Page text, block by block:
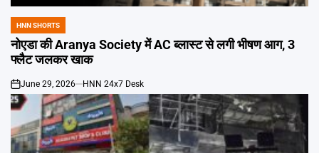
POSTED
IN
HNN SHORTS
नोएडा की Aranya Society में AC ब्लास्ट से लगी भीषण आग, 3
फ्लैट जलकर खाक
on
June 29, 2026 HNN 24x7 Desk